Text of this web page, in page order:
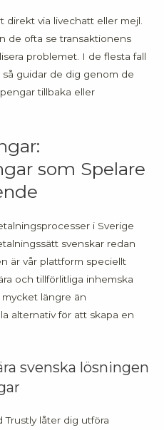
direkt via livechatt eller mejl.
de ofta se transaktionens
problemet. I de flesta fall
guidar de dig genom de
tillbaka eller
som Spelare
i Sverige
svenskar redan
är vår plattform speciellt
och tillförlitliga inhemska
längre än
alternativ för att skapa en
svenska lösningen
låter dig utföra